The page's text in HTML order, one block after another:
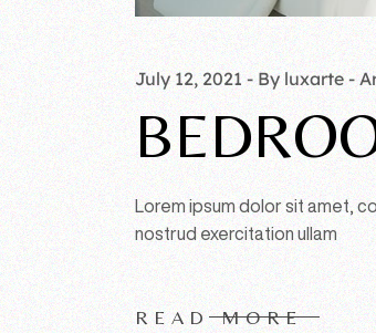
July 12, 2021 By luxarte
Lorem ipsum dolor sit amet,
nostrud exercitation ullam
READ MORE